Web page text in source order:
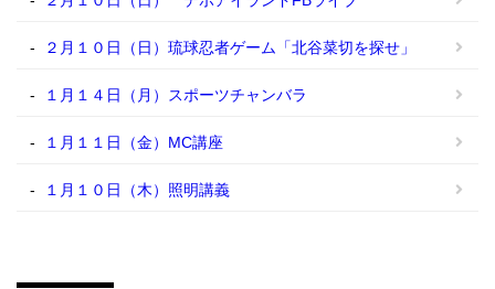
２月１０日（日）琉球忍者ゲーム「北谷菜切を探せ」
１月１４日（月）スポーツチャンバラ
１月１１日（金）MC講座
１月１０日（木）照明講義